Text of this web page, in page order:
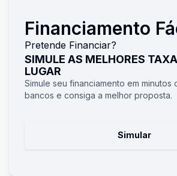
Financiamento
Pretende Financiar?
SIMULE AS MELHORES
LUGAR
Simule seu financiamento em minutos
bancos e consiga a melhor proposta.
Simular